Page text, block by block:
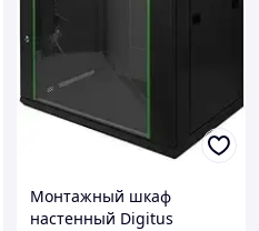
Монтажный шкаф
настенный Digitus